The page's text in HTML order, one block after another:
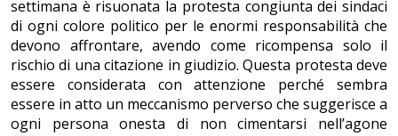
settimana è risuonata la protesta congiunta dei sindaci
di ogni colore politico per le enormi responsabilità che
devono affrontare, avendo come ricompensa solo il
rischio di una citazione in giudizio. Questa protesta deve
essere considerata con attenzione perché sembra
essere in atto un meccanismo perverso che suggerisce a
ogni persona onesta di non cimentarsi nell’agone